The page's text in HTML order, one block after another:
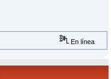
En línea